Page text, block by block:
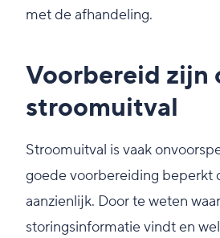
met de afhandeling.
Voorbereid zijn
stroomuitval
Stroomuitval is vaak
goede voorbereiding beperkt
aanzienlijk. Door te weten
storingsinformatie vindt en